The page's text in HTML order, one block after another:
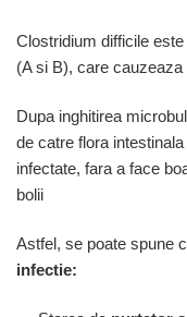
Clostridium difficile
(A si B), care cauzeaza
Dupa inghitirea
de catre flora
infectate, fara a face
bolii
Astfel, se poate spune
infectie: